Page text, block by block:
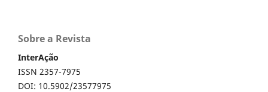
Sobre a Revista
InterAção
ISSN 2357-7975
DOI: 10.5902/23577975